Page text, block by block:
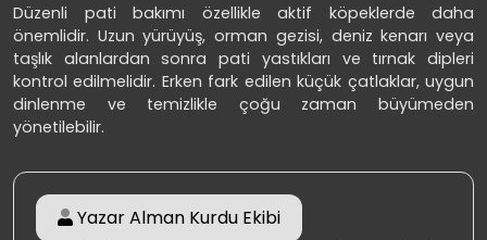
Düzenli pati bakımı özellikle aktif köpeklerde daha
önemlidir. Uzun yürüyüş, orman gezisi, deniz kenarı veya
taşlık alanlardan sonra pati yastıkları ve tırnak dipleri
kontrol edilmelidir. Erken fark edilen küçük çatlaklar, uygun
dinlenme ve temizlikle çoğu zaman büyümeden
yönetilebilir.
YazarAlman Kurdu Ekibi